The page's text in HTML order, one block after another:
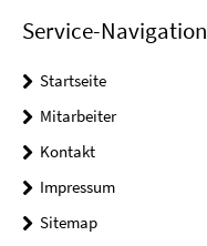
Service-Navigation
Startseite
Mitarbeiter
Kontakt
Impressum
Sitemap